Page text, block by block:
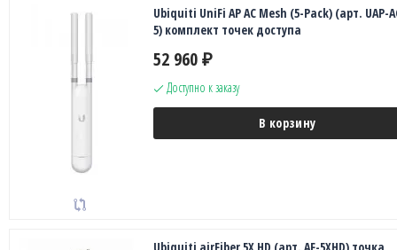
Ubiquiti UniFi AP AC Mesh (5-Pack) (арт. UAP-
5) комплект точек доступа
52 960 ₽
Доступно к заказу
В корзину